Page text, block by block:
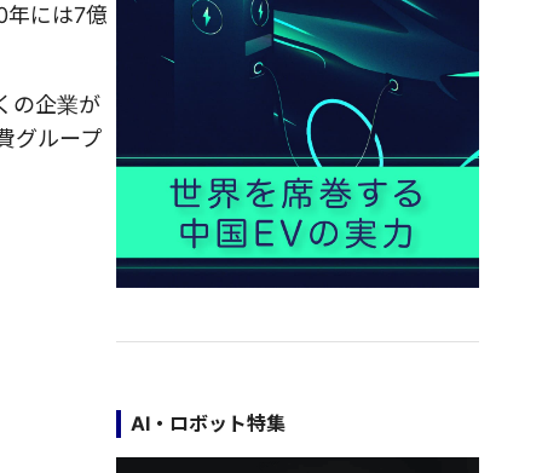
年には7億
の企業が
グループ
AI・ロボット特集